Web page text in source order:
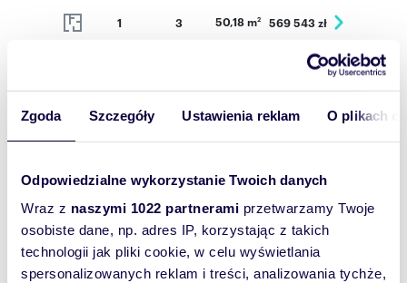
Zgoda Szczegóły Ustawienia reklam O plikach
Odpowiedzialne wykorzystanie Twoich danych
Wraz z naszymi 1022 partnerami przetwarzamy Twoje
osobiste dane, np. adres IP, korzystając z takich
technologii jak pliki cookie, w celu wyświetlania
spersonalizowanych reklam i treści, analizowania tychże,
1 3 50,18 m2 569 543 zł
0 3 58,52 m2 655 424 zł
1 3 58,52 m2 649 572 zł